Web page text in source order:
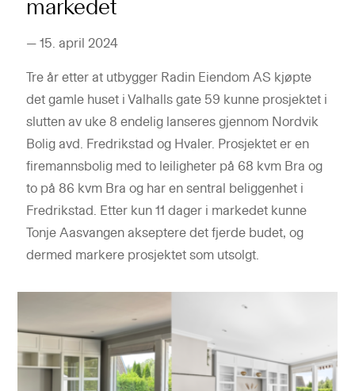
markedet
— 15. april 2024
Tre år etter at utbygger Radin Eiendom AS kjøpte
det gamle huset i Valhalls gate 59 kunne prosjektet i
slutten av uke 8 endelig lanseres gjennom Nordvik
Bolig avd. Fredrikstad og Hvaler. Prosjektet er en
firemannsbolig med to leiligheter på 68 kvm Bra og
to på 86 kvm Bra og har en sentral beliggenhet i
Fredrikstad. Etter kun 11 dager i markedet kunne
Tonje Aasvangen akseptere det fjerde budet, og
dermed markere prosjektet som utsolgt.